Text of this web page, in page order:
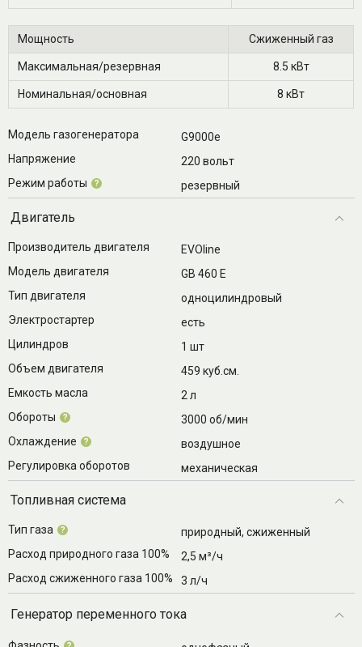
Мощность Сжиженный газ
Максимальная/резервная 8.5 кВт
Номинальная/основная 8 кВт
Модель газогенератора
G9000e
Напряжение
220 вольт
Режим работы
? резервный
Двигатель
Производитель двигателя
EVOline
Модель двигателя
GB 460 E
Тип двигателя
одноцилиндровый
Электростартер
есть
Цилиндров
1 шт
Объем двигателя
459 куб.см.
Емкость масла
2 л
Обороты
?
3000 об/мин
Охлаждение
?
воздушное
Регулировка оборотов
механическая
Топливная система
Тип газа ?
природный, cжиженный
Расход природного газа 100%
2,5 м³/ч
Расход сжиженного газа 100%
3 л/ч
Генератор переменного тока